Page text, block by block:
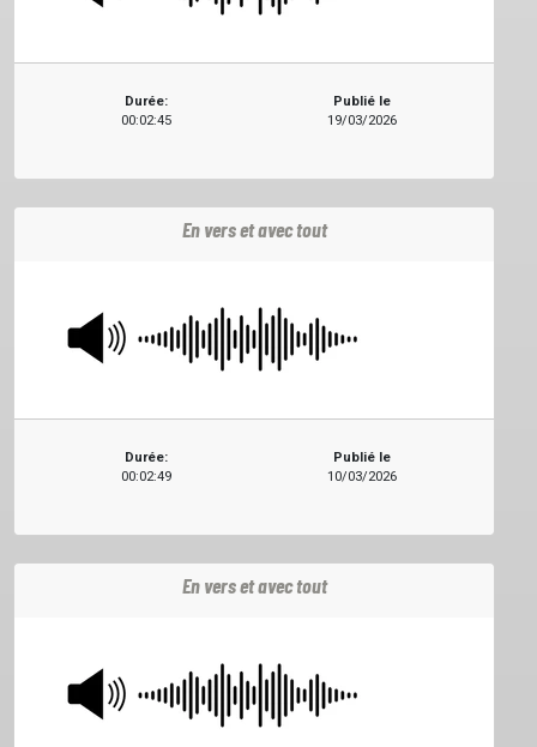
Durée:
00:02:45
Publié le
19/03/2026
En vers et avec tout
Durée:
00:02:49
Publié le
10/03/2026
En vers et avec tout